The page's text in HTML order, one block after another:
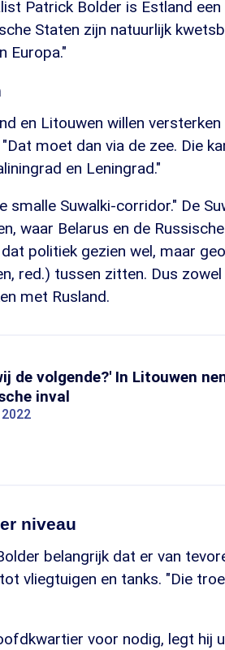
Patrick Bolder is Estland
Staten zijn natuurlijk
Europa."
en Litouwen willen
moet dan via de zee. Die
en Leningrad."
smalle Suwalki-corridor." De
waar Belarus en de
politiek gezien wel, maar
red.) tussen zitten. Dus
met Rusland.
de volgende?' In Litouwen
inval
niveau
belangrijk dat er van
vliegtuigen en tanks. "Die
voor nodig, legt hij